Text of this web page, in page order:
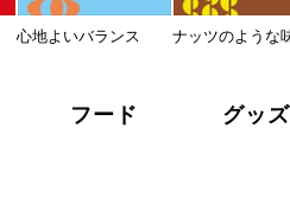
心地よいバランス ナッツのような
フード グッ